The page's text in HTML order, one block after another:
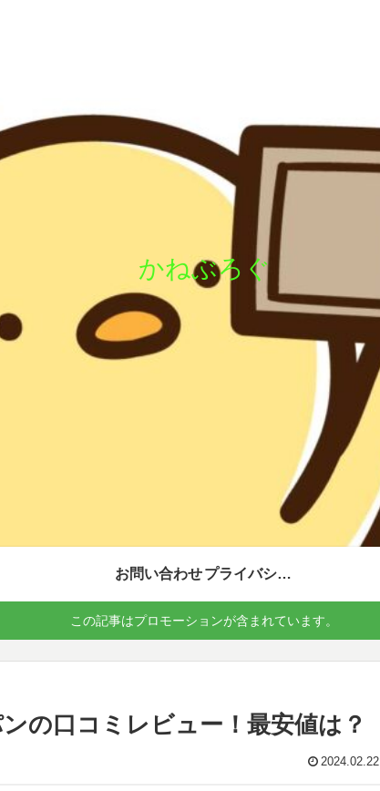
かねぶろぐ
お問い合わせ プライバシーポリシー
この記事はプロモーションが含まれています。
の口コミレビュー！最安値は？
2024.02.22